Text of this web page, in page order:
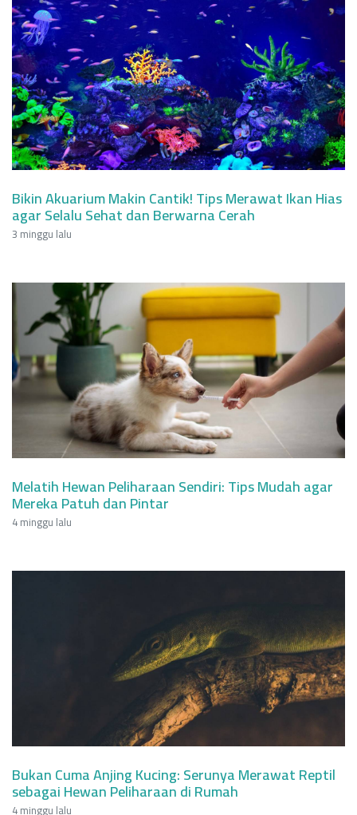
Bikin Akuarium Makin Cantik! Tips Merawat Ikan Hias
agar Selalu Sehat dan Berwarna Cerah
3 minggu lalu
Melatih Hewan Peliharaan Sendiri: Tips Mudah agar
Mereka Patuh dan Pintar
4 minggu lalu
Bukan Cuma Anjing Kucing: Serunya Merawat Reptil
sebagai Hewan Peliharaan di Rumah
4 minggu lalu